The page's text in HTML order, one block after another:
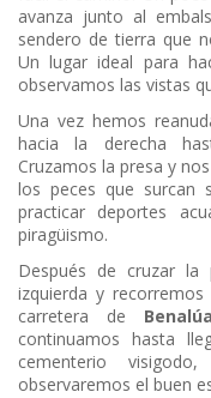
avanza junto al
sendero de tierra que
Un lugar ideal para
observamos las vistas
Una vez hemos
hacia la derecha
Cruzamos la presa y
los peces que surcan
practicar deportes
piragüismo.
Después de cruzar la
izquierda y
carretera de
continuamos hasta
cementerio
observaremos el buen